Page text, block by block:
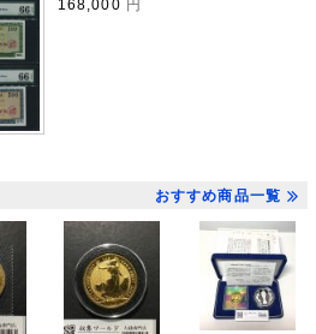
168,000 円
おすすめ商品一覧